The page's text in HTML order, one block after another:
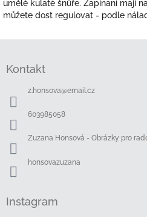
umělé kulaté šnůře. Zapínaní mají
můžete dost regulovat - podle
Kontakt
z.honsova@email.cz
603985058
Zuzana Honsová - Obrázky pro
honsovazuzana
Instagram